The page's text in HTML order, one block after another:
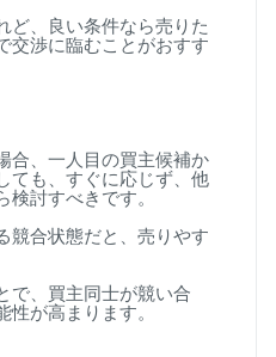
ど、良い条件なら売りた
交渉に臨むことがおすす
合、一人目の買主候補か
ても、すぐに応じず、他
検討すべきです。
競合状態だと、売りやす
で、買主同士が競い合
性が高まります。